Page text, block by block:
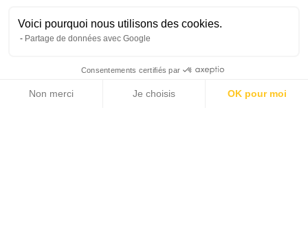
Voici pourquoi nous utilisons des cookies.
Partage de données avec Google
Consentements certifiés par
Non merci Je choisis
OK pour moi